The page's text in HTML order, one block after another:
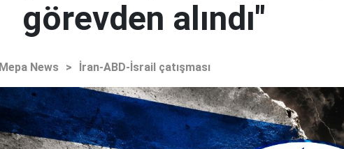
görevden alındı"
Mepa News > İran-ABD-İsrail çatışması